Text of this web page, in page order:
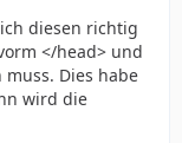
diesen richtig
</head> und
Dies habe
wird die